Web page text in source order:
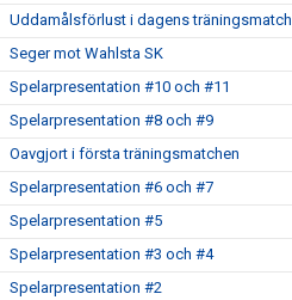
Uddamålsförlust i dagens träningsmatch
Seger mot Wahlsta SK
Spelarpresentation #10 och #11
Spelarpresentation #8 och #9
Oavgjort i första träningsmatchen
Spelarpresentation #6 och #7
Spelarpresentation #5
Spelarpresentation #3 och #4
Spelarpresentation #2